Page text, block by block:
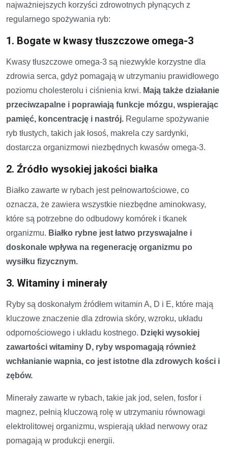
najważniejszych korzyści zdrowotnych płynących z
regularnego spożywania ryb:
1. Bogate w kwasy tłuszczowe omega-3
Kwasy tłuszczowe omega-3 są niezwykle korzystne dla
zdrowia serca, gdyż pomagają w utrzymaniu prawidłowego
poziomu cholesterolu i ciśnienia krwi. Mają także działanie
przeciwzapalne i poprawiają funkcje mózgu, wspierając
pamięć, koncentrację i nastrój. Regularne spożywanie
ryb tłustych, takich jak łosoś, makrela czy sardynki,
dostarcza organizmowi niezbędnych kwasów omega-3.
2. Źródło wysokiej jakości białka
Białko zawarte w rybach jest pełnowartościowe, co
oznacza, że zawiera wszystkie niezbędne aminokwasy,
które są potrzebne do odbudowy komórek i tkanek
organizmu. Białko rybne jest łatwo przyswajalne i
doskonale wpływa na regenerację organizmu po
wysiłku fizycznym.
3. Witaminy i minerały
Ryby są doskonałym źródłem witamin A, D i E, które mają
kluczowe znaczenie dla zdrowia skóry, wzroku, układu
odpornościowego i układu kostnego. Dzięki wysokiej
zawartości witaminy D, ryby wspomagają również
wchłanianie wapnia, co jest istotne dla zdrowych kości i
zębów.
Minerały zawarte w rybach, takie jak jod, selen, fosfor i
magnez, pełnią kluczową rolę w utrzymaniu równowagi
elektrolitowej organizmu, wspierają układ nerwowy oraz
pomagają w produkcji energii.